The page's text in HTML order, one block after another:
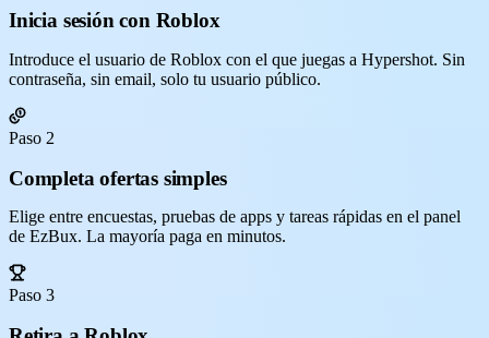
Inicia sesión con Roblox
Introduce el usuario de Roblox con el que juegas a Hypershot. Sin
contraseña, sin email, solo tu usuario público.
Paso 2
Completa ofertas simples
Elige entre encuestas, pruebas de apps y tareas rápidas en el panel
de EzBux. La mayoría paga en minutos.
Paso 3